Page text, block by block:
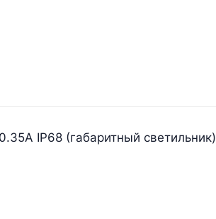
IP68 (габаритный светильник)